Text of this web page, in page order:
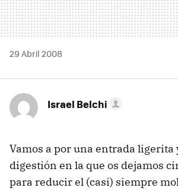
29 Abril 2008
Israel Belchi
Vamos a por una entrada ligerita
digestión en la que os dejamos
para reducir el (casi) siempre